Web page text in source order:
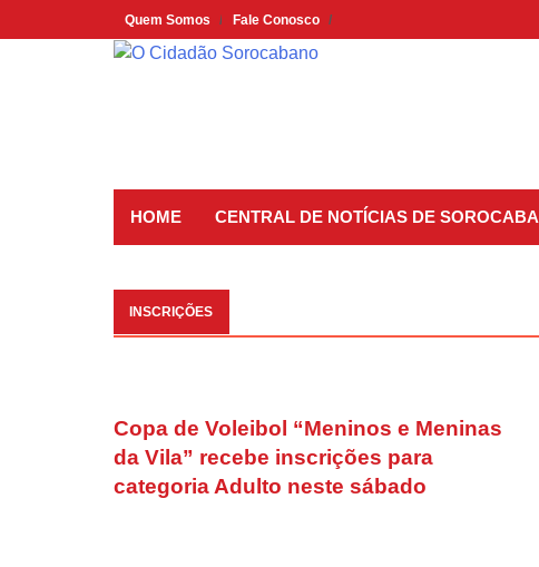
to
Quem Somos Fale Conosco
HOME CENTRAL DE NOTÍCIAS DE SOROCABA
INSCRIÇÕES
Copa de Voleibol “Meninos e Meninas
da Vila” recebe inscrições para
categoria Adulto neste sábado